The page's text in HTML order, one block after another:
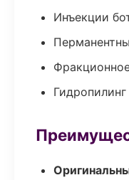
Инъекции